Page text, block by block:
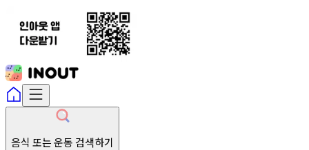
음식 또는 운동 검색하기